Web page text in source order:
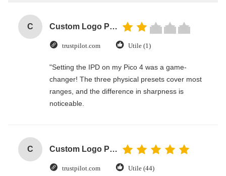
C Custom Logo Paper Cardboard Packing Folding White / Black / Rose Gold Luxury Magnetic Gift Box with Ribbon Closure
trustpilot.com Utile (1)
"Setting the IPD on my Pico 4 was a game-
changer! The three physical presets cover most
ranges, and the difference in sharpness is
noticeable.
C Custom Logo Paper Cardboard Packing Folding White / Black / Rose Gold Luxury Magnetic Gift Box with Ribbon Closure
trustpilot.com Utile (44)